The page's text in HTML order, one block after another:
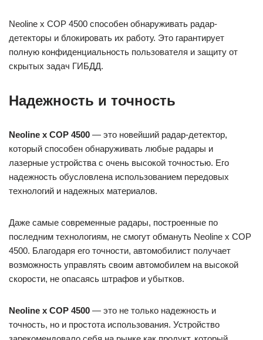
Neoline x COP 4500 способен обнаруживать радар-
детекторы и блокировать их работу. Это гарантирует
полную конфиденциальность пользователя и защиту от
скрытых задач ГИБДД.
Надежность и точность
Neoline x COP 4500 — это новейший радар-детектор,
который способен обнаруживать любые радары и
лазерные устройства с очень высокой точностью. Его
надежность обусловлена использованием передовых
технологий и надежных материалов.
Даже самые современные радары, построенные по
последним технологиям, не смогут обмануть Neoline x COP
4500. Благодаря его точности, автомобилист получает
возможность управлять своим автомобилем на высокой
скорости, не опасаясь штрафов и убытков.
Neoline x COP 4500 — это не только надежность и
точность, но и простота использования. Устройство